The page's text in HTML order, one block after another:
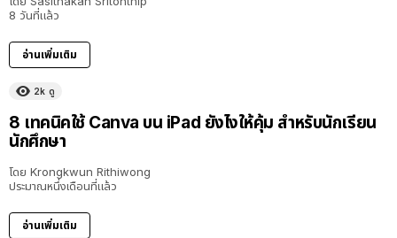
8 วันที่แล้ว
อ่านเพิ่มเติม
2k ดู
8 เทคนิคใช้ Canva บน iPad ยังไงให้คุ้ม สำหรับนักเรียน
นักศึกษา
โดย Krongkwun Rithiwong
ประมาณหนึ่งเดือนที่แล้ว
อ่านเพิ่มเติม